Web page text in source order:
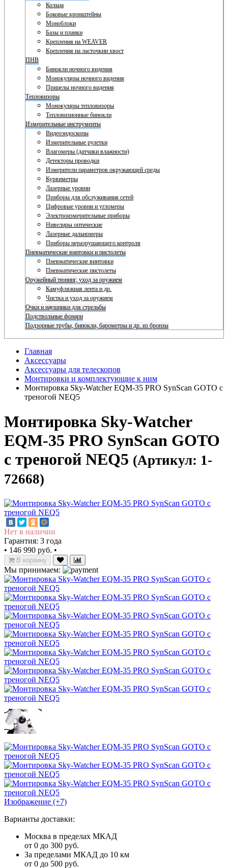
Кольца
Боковые кронштейны
Моноблоки
Базы и планки
Крепления на WEAVER
Крепления на ласточкин хвост
ПНВ
Бинокли ночного видения
Монокуляры ночного видения
Прицелы ночного видения
Тепловизоры
Монокуляры тепловизоры
Тепловизионные бинокли
Измерительные инструменты
Видеоэндоскопы
Измерительные рулетки
Влагомеры (датчики влажности)
Детекторы проводки
Измерители параметров окружающей среды
Курвиметры
Лазерные уровни
Приборы для обслуживания сетей
Цифровые уровни и угломеры
Электроизмерительные приборы
Нивелиры оптические
Лазерные дальномеры
Приборы неразрушающего контроля
Пневматические винтовки и пистолеты
Пневматические винтовки
Пневматические пистолеты
Оружейный тюнинг, уход за оружием
Камуфляжная лента и др.
Чистка и уход за оружием
Очки и наушники для стрельбы
Подствольные фонари
Подзорные трубы, бинокли, барометры и др. из бронзы
Главная
Аксессуары
Аксессуары для телескопов
Монтировки и комплектующие к ним
Монтировка Sky-Watcher EQM-35 PRO SynScan GOTO с
треногой NEQ5
Монтировка Sky-Watcher
EQM-35 PRO SynScan GOTO
с треногой NEQ5 (Артикул: 1-
72668)
Нет в наличии
Гарантия: 3 года
• 146 990 руб. •
В корзину
Мы принимаем:
Изображение (+7)
Варианты доставки:
Москва в пределах МКАД
от 0 до 300 руб.
За пределами МКАД до 10 км
от 0 до 500 руб.